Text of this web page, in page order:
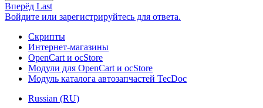
Вперёд Last
Войдите или зарегистрируйтесь для ответа.
Скрипты
Интернет-магазины
OpenCart и ocStore
Модули для OpenCart и ocStore
Модуль каталога автозапчастей TecDoc
Russian (RU)